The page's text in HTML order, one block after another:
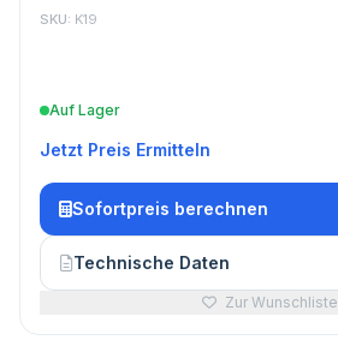
SKU: K19
Auf Lager
Jetzt Preis Ermitteln
Sofortpreis berechnen
Technische Daten
Zur Wunschliste